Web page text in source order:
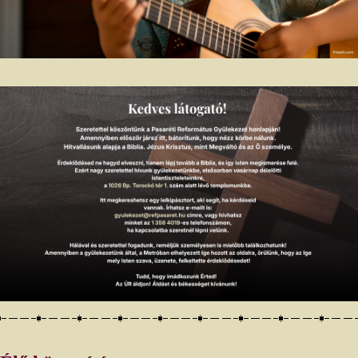
(Vö. 1Sám 31)
A filiszteusok háborút viseltek Izráel ellen, és az izráeliek
megfutamodtak a filiszteusok előtt. Elesettek borították a Gilbóa-
megölték a filiszteusok Jónátánt, Abínádábot és Malkísúát, Saul fiait.
Heves küzdelem dúlt Saul körül, de végül eltalálták az íjászok.
Megsebesítették az íjászok,
ezért azt mondta Saul a
fegyverhordozójának: Húzd ki a kardod, és szúrj le vele, hogy ha
ideérnek ezek a körülmetéletlenek, ne űzzenek gúnyt belőlem! De a
fegyverhordozó nem akarta megtenni, mert nagyon félt. Ekkor fogta
Saul a kardját, és beledőlt. Amikor látta a fegyverhordozója, hogy
meghalt Saul, ő is a kardjába dőlt, és meghalt.6Így halt meg Saul és
három fia, és vele együtt egész háza népe is meghalt.
7 Amikor látták
mindazok az izráeliek, akik a völgyben laktak, hogy azok
megfutamodtak, és hogy Saul is meghalt fiaival együtt, elhagyták
városaikat, és elmenekültek, a filiszteusok pedig odajöttek, és
Másnap eljöttek a filiszteusok, hogy kifosszák az elesetteket.
Megtalálták Sault és a fiait, amint ott feküdtek a Gilbóa-hegyen.
Kifosztották őt, magukkal vitték a fejét és a fegyvereit, és